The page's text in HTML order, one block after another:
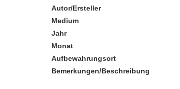
Autor/Ersteller
Medium
Jahr
Monat
Aufbewahrungsort
Bemerkungen/Beschreibung